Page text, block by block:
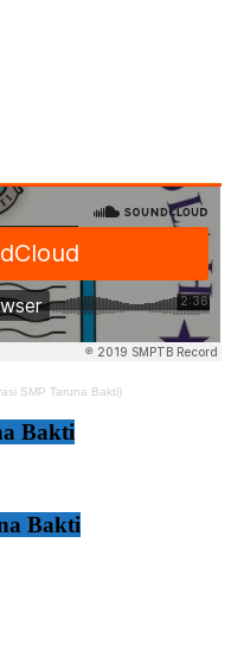
SMP Taruna Bakti)
Bakti
Bakti